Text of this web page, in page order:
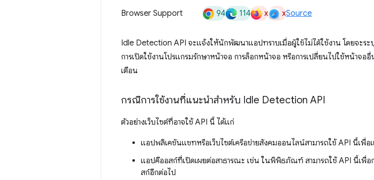
Browser Support 94 114 x xSource
Idle Detection API จะแจ้งให้นักพัฒนาแอปทราบเมื่อผู้ใช้ไม่ได้ใช้งาน โดยจะร
การเปิดใช้งานโปรแกรมรักษาหน้าจอ การล็อกหน้าจอ หรือการเปลี่ยนไปใช้หน้า
เตือน
กรณีการใช้งานที่แนะนำสำหรับ Idle Detection API
ตัวอย่างเว็บไซต์ที่อาจใช้ API นี้ ได้แก่
แอปพลิเคชันแชทหรือเว็บไซต์เครือข่ายสังคมออนไลน์สามารถใช้ API นี้เพื่
แอปคีออสก์ที่เปิดเผยต่อสาธารณะ เช่น ในพิพิธภัณฑ์ สามารถใช้ API นี้เพื่
สก์อีกต่อไป